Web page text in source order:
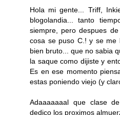
Hola mi gente... Triff,
blogolandia... tanto
siempre, pero despues
cosa se puso C.! y se me
bien bruto... que no sabia
la saque como dijiste y
Es en ese momento
estas poniendo viejo (y
Adaaaaaaal que clase
dedico los proximos